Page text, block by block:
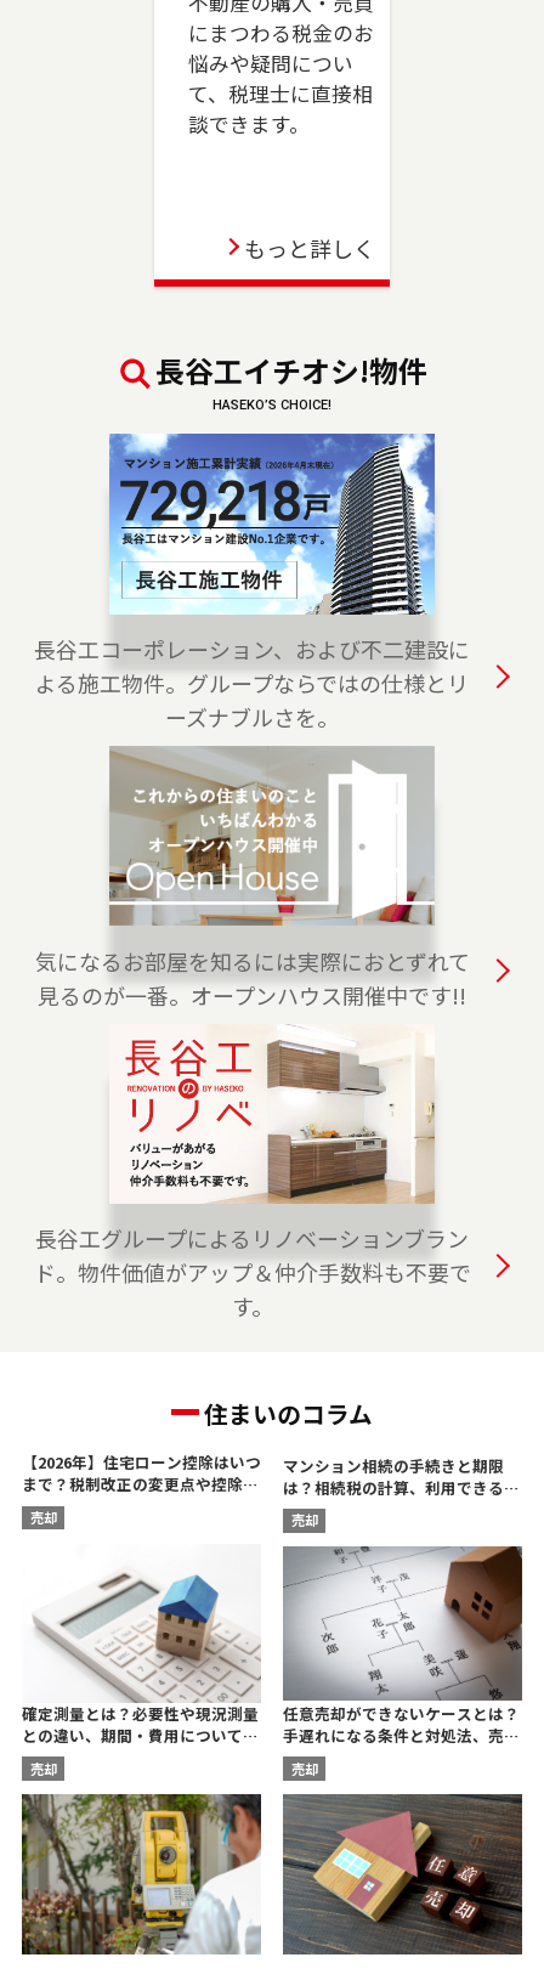
売却、ご購入をご検討の方は、是非ご相談くだ
さい。フリーダイアル（0120-039-845）よりお
のお住まいのご売却、 ご購入をご検討の方は、
是非ご相談ください。 フリーダイアル（0120-
2023-04-06
板橋店が移転のうえ、池袋センターとしてオープ
ンしました。豊島区・板橋区・文京区のお住ま
いのご売却、 ご購入をご検討の方は、是非ご相
談ください。 フリーダイアル（0120-875-101）
よりお気軽にどうぞ！
2023-04-01
白金高輪センターをオープンしました。港区・
渋谷区・目黒区でお住まいのご売却、 ご購入を
ご検討の方は、是非ご相談ください。 フリーダ
イアル（0120-875-170）よりお気軽にどうぞ！
2023-04-01
練馬店をオープンしました。練馬区、西東京
市・東久留米市・清瀬市（一部）でお住まいの
ご売却、 ご購入をご検討の方は、是非ご相談く
ださい。 フリーダイアル（0120-228-875）より
お気軽にどうぞ！
2023-04-01
上野センターをオープンしました。台東区全
域、葛飾区・荒川区・千代田区・文京区（一
部）でお住まいのご売却、 ご購入をご検討の方
は、是非ご相談ください。 フリーダイアル
（0120-315-875）よりお気軽にどうぞ！
2023-04-01
おおたかの森プロジェクトチームを開設しまし
た。 つくばエクスプレス線・JR武蔵野線の流山
市、柏市、野田市、つくば市、守谷市でお住ま
いのご売却、 ご購入をご検討の方は、是非ご相
にまつわる税金のお
悩みや疑問につい
て、税理士に直接相
談できます。
もっと詳しく
長谷工イチオシ!物件
HASEKO’S CHOICE!
長谷工コーポレーション、および不二建設に
よる施工物件。グループならではの仕様とリ
ーズナブルさを。
気になるお部屋を知るには実際におとずれて
見るのが一番。オープンハウス開催中です!!
長谷工グループによるリノベーションブラン
ド。物件価値がアップ＆仲介手数料も不要で
す。
住まいのコラム
【2026年】住宅ローン控除はいつ
まで？税制改正の変更点や控除額
を解説
売却
マンション相続の手続きと期限
は？相続税の計算、利用できる控
除を解説
売却
確定測量とは？必要性や現況測量
との違い、期間・費用について宅
建士が解説
売却
任意売却ができないケースとは？
手遅れになる条件と対処法、売却
後の残債についても解説
売却